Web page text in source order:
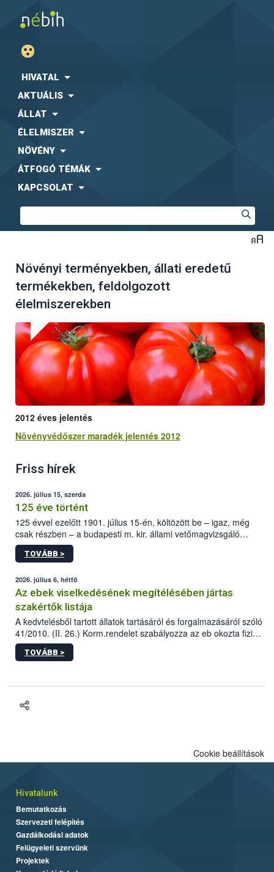
HIVATAL
AKTUÁLIS
ÁLLAT
ÉLELMISZER
NÖVÉNY
ÁTFOGÓ TÉMÁK
KAPCSOLAT
Növényi terményekben, állati eredetű
termékekben, feldolgozott
élelmiszerekben
2012 éves jelentés
Növényvédőszer maradék jelentés 2012
Friss hírek
2026. július 15, szerda
125 éve történt
125 évvel ezelőtt 1901. július 15-én, költözött be – igaz, még
csak részben – a budapesti m. kir. állami vetőmagvizsgáló
állomás a Kis Rókus utca 15. szám alatti, Czigler Győző által
tervezett új épületébe.
TOVÁBB >
2026. július 6, hétfő
Az ebek viselkedésének megítélésében jártas
szakértők listája
A kedvtelésből tartott állatok tartásáról és forgalmazásáról szóló
41/2010. (II. 26.) Korm.rendelet szabályozza az eb okozta fizikai
sérülés, illetve ennek veszélye keletkezésekor felmerülő
hatósági feladatokat, valamint a veszélyes eb tartását és annak
TOVÁBB >
Cookie beállítások
Hivatalunk
Bemutatkozás
Szervezeti felépítés
Gazdálkodási adatok
Felügyeleti szervünk
Projektek